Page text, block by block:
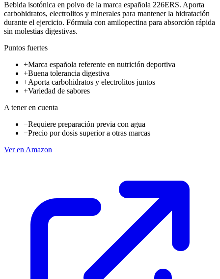
Bebida isotónica en polvo de la marca española 226ERS. Aporta
carbohidratos, electrolitos y minerales para mantener la hidratación
durante el ejercicio. Fórmula con amilopectina para absorción rápida
sin molestias digestivas.
Puntos fuertes
+Marca española referente en nutrición deportiva
+Buena tolerancia digestiva
+Aporta carbohidratos y electrolitos juntos
+Variedad de sabores
A tener en cuenta
−Requiere preparación previa con agua
−Precio por dosis superior a otras marcas
Ver en Amazon